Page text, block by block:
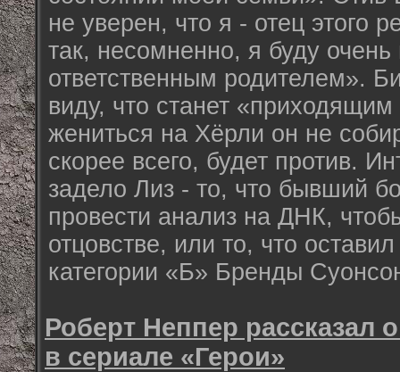
не уверен, что я - отец этого
так, несомненно, я буду
ответственным родителем».
виду, что станет
жениться на Хёрли он не
скорее всего, будет против.
задело Лиз - то, что бывший
провести анализ на ДНК,
отцовстве, или то, что
категории «Б» Бренды
Роберт Неппер рассказал
в сериале «Герои»